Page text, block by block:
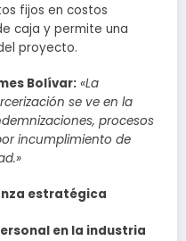
fijos en costos
caja y permite una
proyecto.
Bolívar: «La
se ve en la
procesos
incumplimiento de
estratégica
en la industria